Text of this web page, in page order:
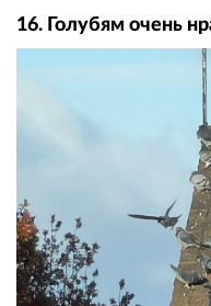
16. Голубям очень